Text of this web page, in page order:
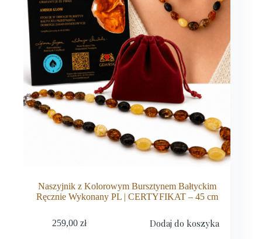
Naszyjnik z Kolorowym Bursztynem Bałtyckim
Ręcznie Wykonany PL | CERTYFIKAT – 45 cm
259,00zł Dodaj do koszyka